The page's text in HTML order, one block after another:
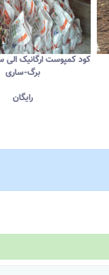
کود کمپوست ارگانیک الی
برگ-ساری
رایگان